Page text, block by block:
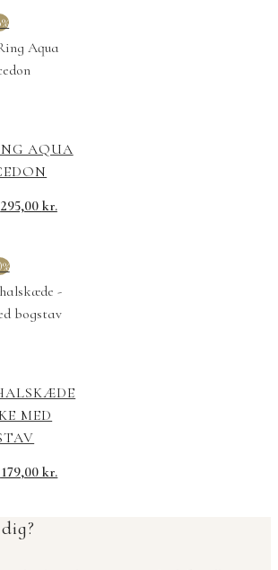
AQUA
295,00 kr.
MED
179,00kr.